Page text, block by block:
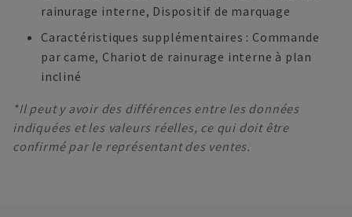
rainurage interne, Dispositif de marquage
Caractéristiques supplémentaires : Commande
par came, Chariot de rainurage interne à plan
incliné
*Il peut y avoir des différences entre les données
indiquées et les valeurs réelles, ce qui doit être
confirmé par le représentant des ventes.